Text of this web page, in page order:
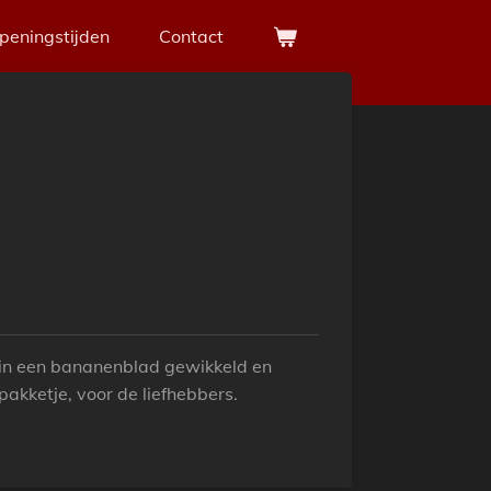
Contact
een bananenblad gewikkeld en
voor de liefhebbers.